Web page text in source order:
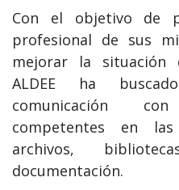
Con el objetivo de
profesional de sus
mejorar la situación
ALDEE ha
comunicación
competentes en
archivos,
documentación.